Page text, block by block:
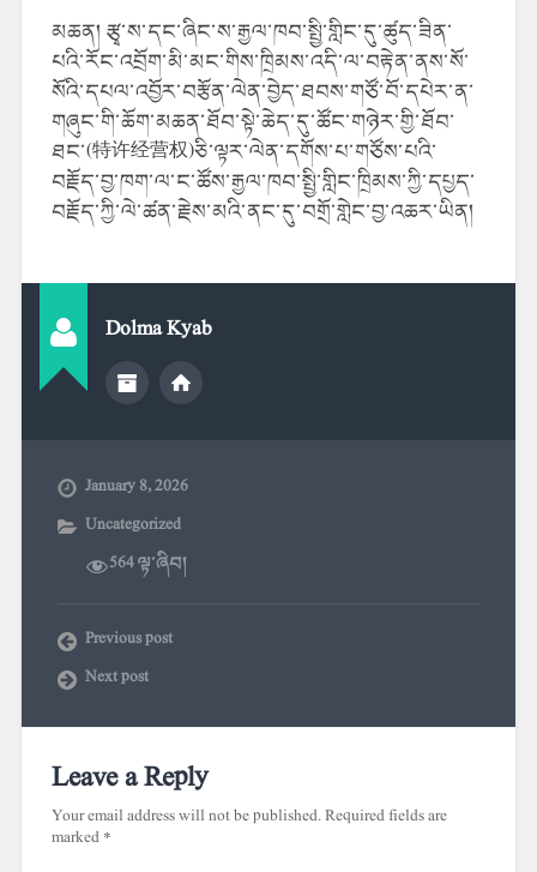
མཆན། རྩྭ་ས་དང་ཞིང་ས་རྒྱལ་ཁབ་སྤྱི་གླིང་དུ་ཚུད་ཟིན་
པའི་རོང་འབྲོག་མི་མང་གིས་ཁྲིམས་འདི་ལ་བརྟེན་ནས་སོ་
སོའི་དཔལ་འབྱོར་བརྩོན་ལེན་བྱེད་ཐབས་གཙོ་བོ་དཔེར་ན་
གཞུང་གི་ཆོག་མཆན་ཐོབ་སྟེ་ཆེད་དུ་ཚོང་གཉེར་གྱི་ཐོབ་
ཐང་(特许经营权)ཅི་ལྟར་ལེན་དགོས་པ་གཙོས་པའི་
བརྗོད་བྱ་ཁག་ལ་ང་ཚོས་རྒྱལ་ཁབ་སྤྱི་གླིང་ཁྲིམས་ཀྱི་དཔྱད་
བརྗོད་ཀྱི་ལེ་ཚན་རྗེས་མའི་ནང་དུ་བགྲོ་གླེང་བྱ་འཆར་ཡིན།
Dolma Kyab
January 8, 2026
Uncategorized
564 ལྟ་ཞིབ།
Previous post
Next post
Leave a Reply
Your email address will not be published.Required fields are
marked*